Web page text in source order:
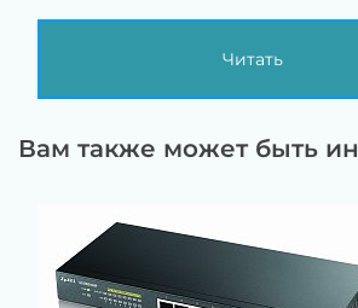
Читать
Вам также может быть